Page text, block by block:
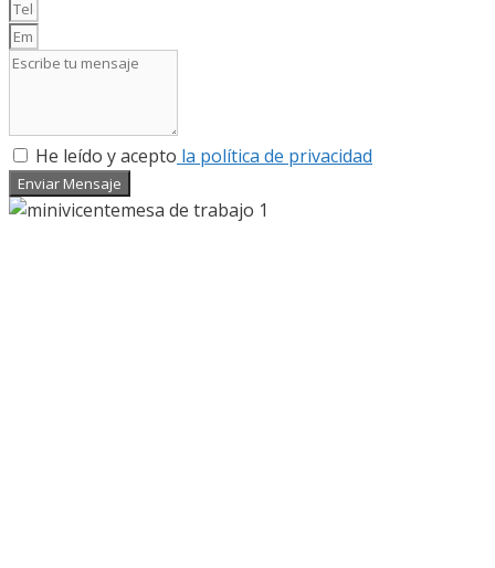
He leído y acepto la política de privacidad
Enviar Mensaje